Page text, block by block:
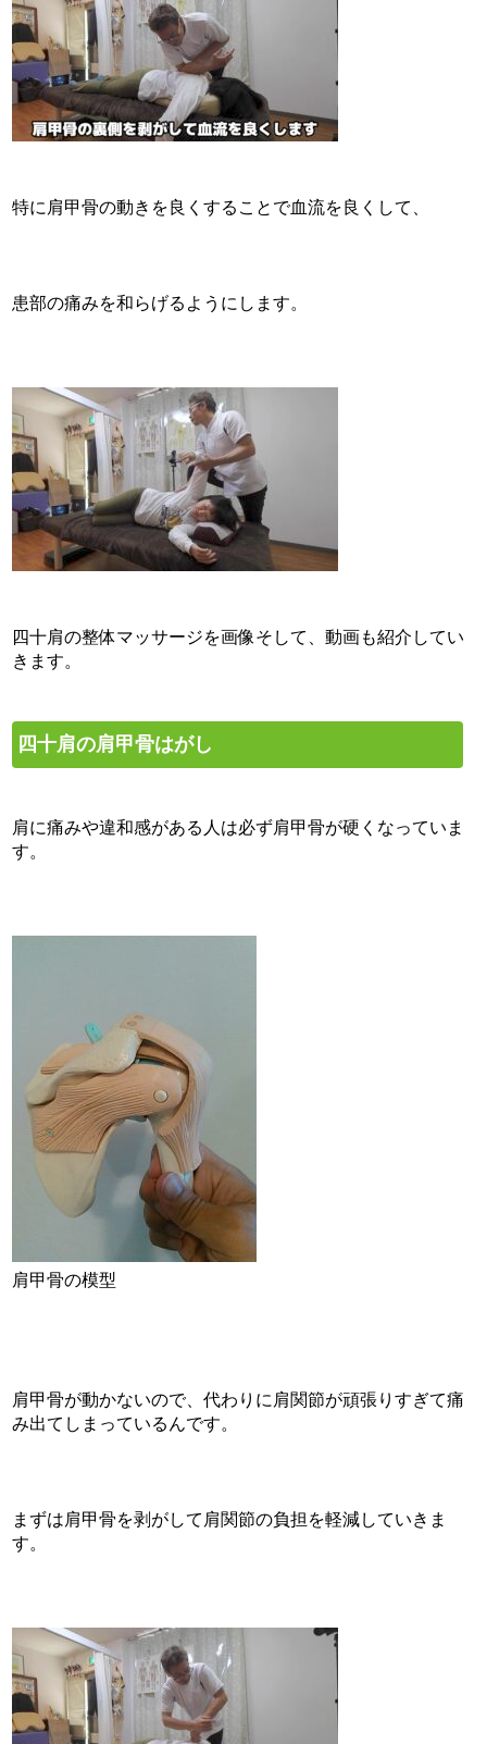
特に肩甲骨の動きを良くすることで血流を良くして、
患部の痛みを和らげるようにします。
四十肩の整体マッサージを画像そして、動画も紹介してい
きます。
四十肩の肩甲骨はがし
肩に痛みや違和感がある人は必ず肩甲骨が硬くなっていま
す。
肩甲骨の模型
肩甲骨が動かないので、代わりに肩関節が頑張りすぎて痛
み出てしまっているんです。
まずは肩甲骨を剥がして肩関節の負担を軽減していきま
す。